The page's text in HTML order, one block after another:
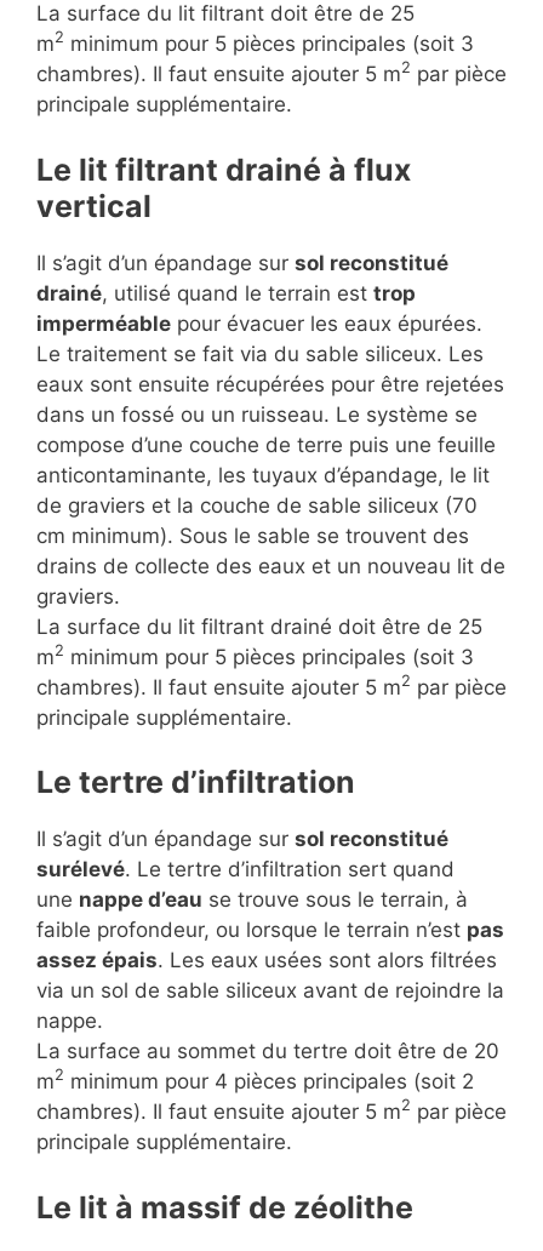
La surface du lit filtrant doit être de 25
m2 minimum pour 5 pièces principales (soit 3
chambres). Il faut ensuite ajouter 5 m2 par pièce
principale supplémentaire.
Le lit filtrant drainé à flux
vertical
Il s’agit d’un épandage sur sol reconstitué
drainé, utilisé quand le terrain est trop
imperméable pour évacuer les eaux épurées.
Le traitement se fait via du sable siliceux. Les
eaux sont ensuite récupérées pour être rejetées
dans un fossé ou un ruisseau. Le système se
compose d’une couche de terre puis une feuille
anticontaminante, les tuyaux d’épandage, le lit
de graviers et la couche de sable siliceux (70
cm minimum). Sous le sable se trouvent des
drains de collecte des eaux et un nouveau lit de
graviers.
La surface du lit filtrant drainé doit être de 25
m2 minimum pour 5 pièces principales (soit 3
chambres). Il faut ensuite ajouter 5 m2 par pièce
principale supplémentaire.
Le tertre d’infiltration
Il s’agit d’un épandage sur sol reconstitué
surélevé. Le tertre d’infiltration sert quand
une nappe d’eau se trouve sous le terrain, à
faible profondeur, ou lorsque le terrain n’est pas
assez épais. Les eaux usées sont alors filtrées
via un sol de sable siliceux avant de rejoindre la
nappe.
La surface au sommet du tertre doit être de 20
m2 minimum pour 4 pièces principales (soit 2
chambres). Il faut ensuite ajouter 5 m2 par pièce
principale supplémentaire.
Le lit à massif de zéolithe